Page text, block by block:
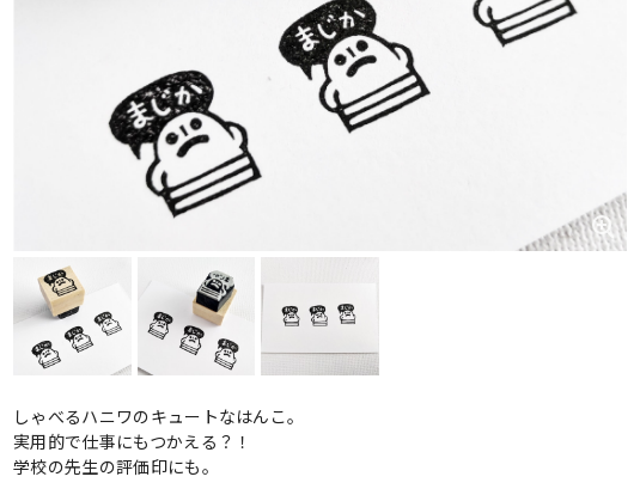
しゃべるハニワのキュートなはんこ。
実用的で仕事にもつかえる？！
学校の先生の評価印にも。